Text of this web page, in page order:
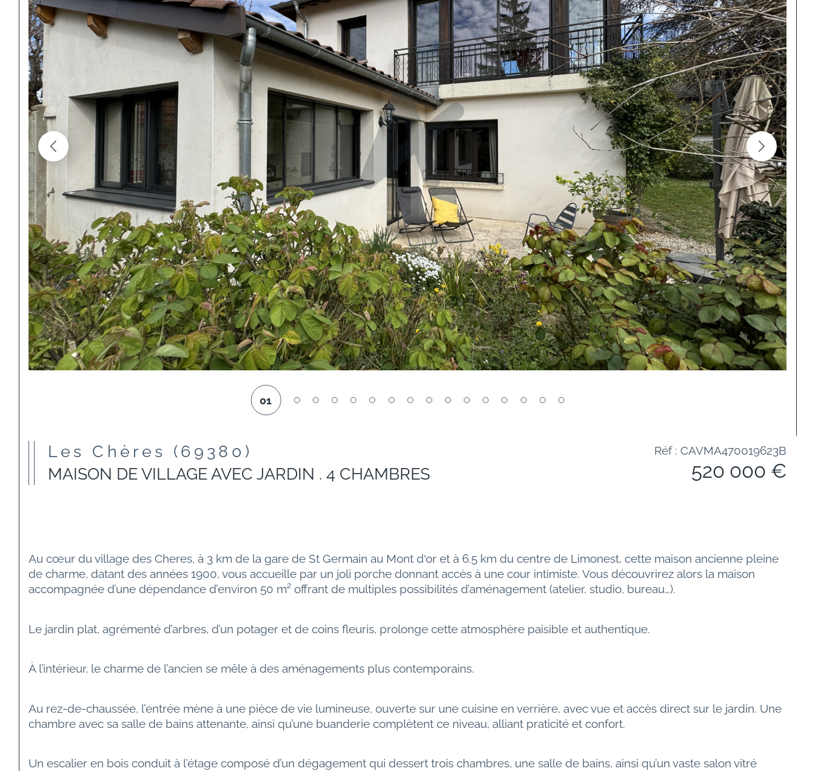
01
Les Chères (69380)
MAISON DE VILLAGE AVEC JARDIN . 4 CHAMBRES
Réf : CAVMA470019623B
520 000 €
Au cœur du village des Cheres, à 3 km de la gare de St Germain au Mont d'or et à 6.5 km du centre de Limonest, cette maison ancienne pleine
de charme, datant des années 1900, vous accueille par un joli porche donnant accès à une cour intimiste. Vous découvrirez alors la maison
accompagnée d’une dépendance d’environ 50 m² offrant de multiples possibilités d’aménagement (atelier, studio, bureau…).
Le jardin plat, agrémenté d’arbres, d’un potager et de coins fleuris, prolonge cette atmosphère paisible et authentique.
À l’intérieur, le charme de l’ancien se mêle à des aménagements plus contemporains.
Au rez-de-chaussée, l’entrée mène à une pièce de vie lumineuse, ouverte sur une cuisine en verrière, avec vue et accès direct sur le jardin. Une
chambre avec sa salle de bains attenante, ainsi qu’une buanderie complètent ce niveau, alliant praticité et confort.
Un escalier en bois conduit à l’étage composé d’un dégagement qui dessert trois chambres, une salle de bains, ainsi qu’un vaste salon vitré